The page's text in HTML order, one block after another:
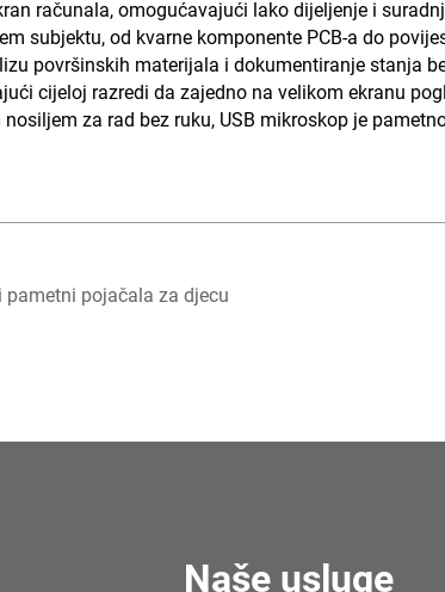
računala, omogućavajući lako dijeljenje i
subjektu, od kvarne komponente PCB-a do
površinskih materijala i dokumentiranje stanja
cijeloj razredi da zajedno na velikom ekranu
za rad bez ruku, USB mikroskop je
pametni pojačala za djecu
Naše usluge